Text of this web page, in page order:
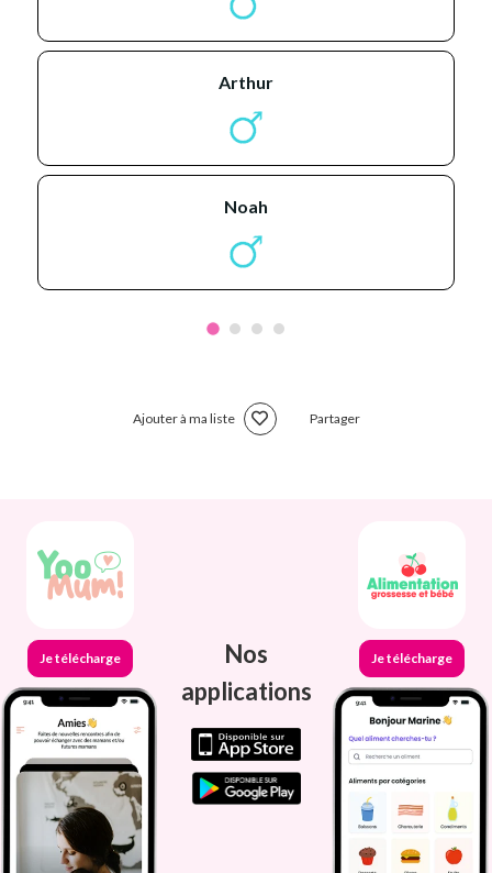
arthur
noah
Ajouter à ma liste Partager
Je télécharge
Nos
applications
Je télécharge